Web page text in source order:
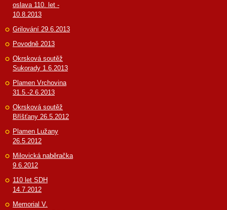
oslava 110. let -
10.8.2013
Grilování 29.6.2013
Povodně 2013
Okrsková soutěž
Sukorady 1.6.2013
Plamen Vrchovina
31.5.-2.6.2013
Okrsková soutěž
Bříšťany 26.5.2012
Plamen Lužany
26.5.2012
Milovická naběračka
9.6.2012
110 let SDH
14.7.2012
Memorial V.